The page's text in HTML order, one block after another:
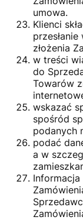
umowa.
Klienci
złożenia
w treści
do
Towarów
wskazać
spośród
podanych
podać
a w